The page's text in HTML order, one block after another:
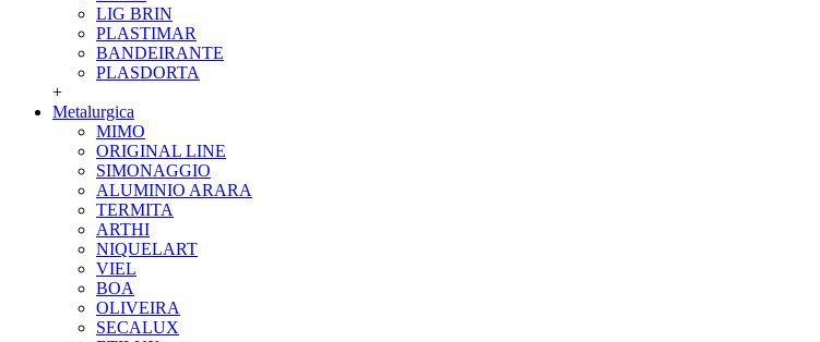
LIG BRIN
PLASTIMAR
BANDEIRANTE
PLASDORTA
+
Metalurgica
MIMO
ORIGINAL LINE
SIMONAGGIO
ALUMINIO ARARA
TERMITA
ARTHI
NIQUELART
VIEL
BOA
OLIVEIRA
SECALUX